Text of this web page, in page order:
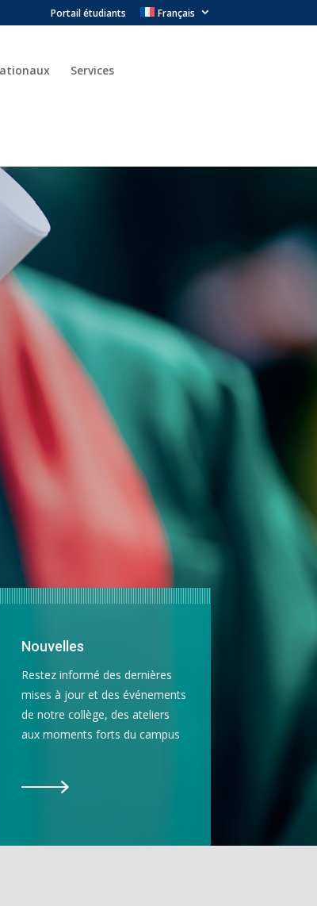
Portail étudiants Français
Services
Nouvelles
Restez informé des dernières
mises à jour et des événements
de notre collège, des ateliers
aux moments forts du campus